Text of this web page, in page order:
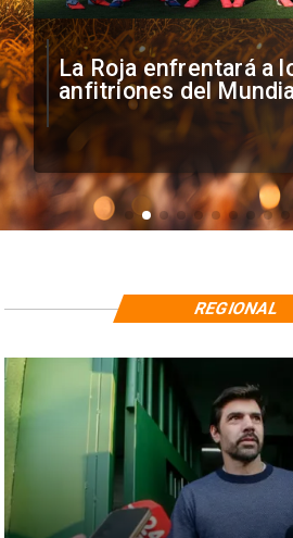
La Roja enfrentará a
anfitriones del
REGIONAL